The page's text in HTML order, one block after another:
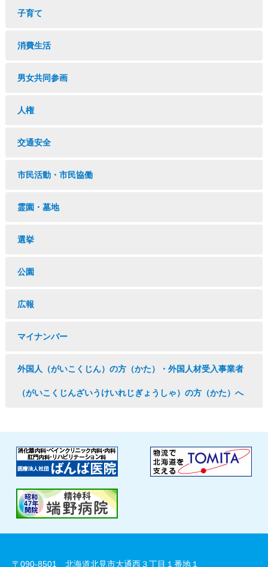
子育て
消費生活
男女共同参画
人権
交通安全
市民活動・市民協働
霊園・墓地
選挙
公園
広報
マイナンバー
外国人（がいこくじん）の方（かた）・外国人材受入事業者
（がいこくじんざいうけいれじぎょうしゃ）の方（かた）へ
〒090-8501 北海道北見市大通西３丁目１番地１